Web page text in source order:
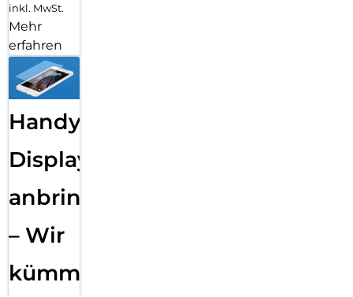
inkl. MwSt.
Mehr
erfahren
Handy
Displayfolie
anbringen
– Wir
kümmern